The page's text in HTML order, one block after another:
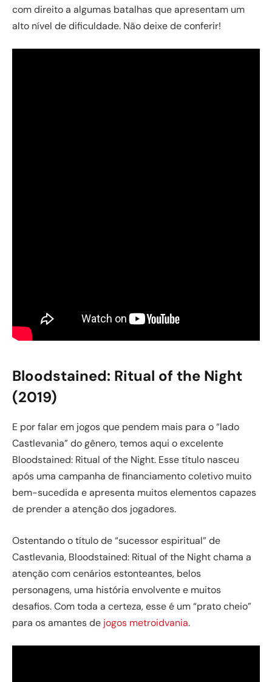
com direito a algumas batalhas que apresentam um
alto nível de dificuldade. Não deixe de conferir!
Bloodstained: Ritual of the Night
(2019)
E por falar em jogos que pendem mais para o “lado
Castlevania” do gênero, temos aqui o excelente
Bloodstained: Ritual of the Night. Esse título nasceu
após uma campanha de financiamento coletivo muito
bem-sucedida e apresenta muitos elementos capazes
de prender a atenção dos jogadores.
Ostentando o título de “sucessor espiritual” de
Castlevania, Bloodstained: Ritual of the Night chama a
atenção com cenários estonteantes, belos
personagens, uma história envolvente e muitos
desafios. Com toda a certeza, esse é um “prato cheio”
para os amantes de jogos metroidvania.